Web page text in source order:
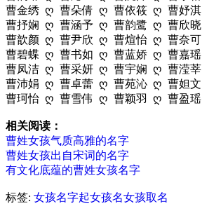
曹金绣 ღ 曹朵倩 ღ 曹依筱 ღ 曹妤淇
曹抒娴 ღ 曹涵予 ღ 曹韵鹭 ღ 曹欣晓
曹歆颜 ღ 曹尹欣 ღ 曹煊怡 ღ 曹奈可
曹碧蝶 ღ 曹书如 ღ 曹蓝娇 ღ 曹嘉瑶
曹凤洁 ღ 曹采妍 ღ 曹宇娴 ღ 曹滢莘
曹沛娟 ღ 曹卓蕾 ღ 曹苑沁 ღ 曹妲文
曹珂怡 ღ 曹雪伟 ღ 曹颖羽 ღ 曹盈瑶
相关阅读：
曹姓女孩气质高雅的名字
曹姓女孩出自宋词的名字
有文化底蕴的曹姓女孩名字
标签: 女孩名字起女孩名女孩取名